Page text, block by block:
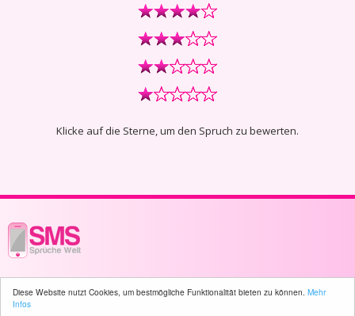
Diese Website nutzt Cookies, um bestmögliche Funktionalität bieten zu können. Mehr
Infos
Klicke auf die Sterne, um den Spruch zu bewerten.
© 2003 - 2026 -sms-sprueche-welt.ch- All rights reserved -808 user(s)
online